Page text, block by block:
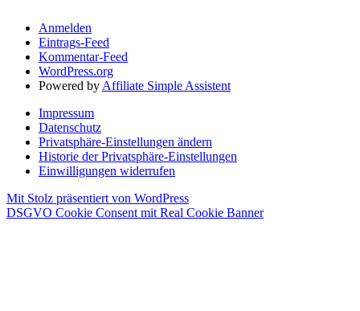
Anmelden
Eintrags-Feed
Kommentar-Feed
WordPress.org
Powered by Affiliate Simple Assistent
Impressum
Datenschutz
Privatsphäre-Einstellungen ändern
Historie der Privatsphäre-Einstellungen
Einwilligungen widerrufen
Mit Stolz präsentiert von WordPress
DSGVO Cookie Consent mit Real Cookie Banner